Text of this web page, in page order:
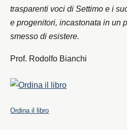
trasparenti voci di Settimo e i
e progenitori, incastonata in un
smesso di esistere.
Prof. Rodolfo Bianchi
Ordina il libro